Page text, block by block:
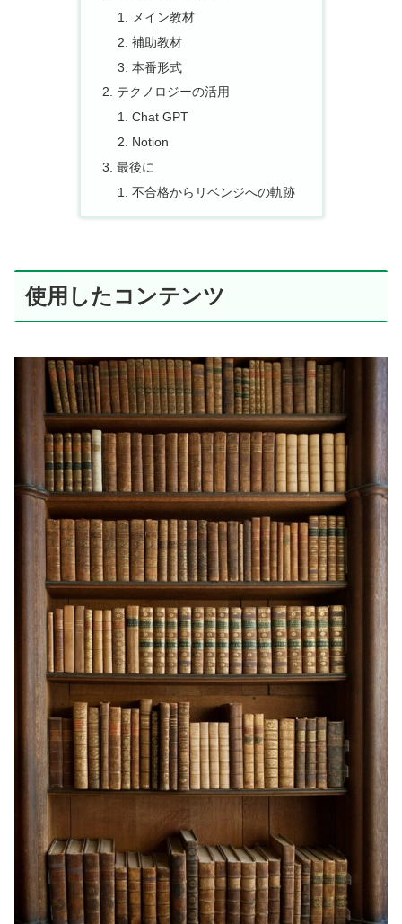
メイン教材
補助教材
本番形式
テクノロジーの活用
Chat GPT
Notion
最後に
不合格からリベンジへの軌跡
使用したコンテンツ